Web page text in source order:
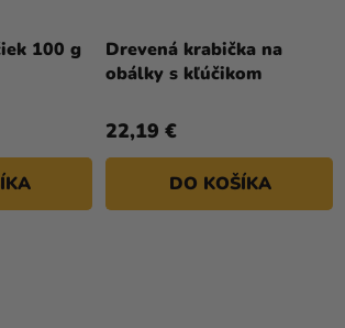
100 g
Drevená krabička na
obálky s kľúčikom
22,19 €
DO KOŠÍKA